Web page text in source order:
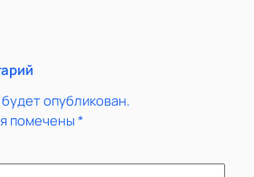
опубликован.
помечены *